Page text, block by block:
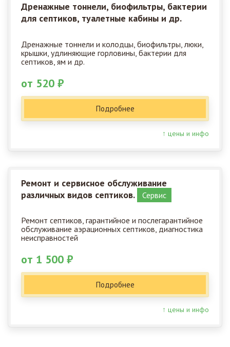
Дренажные тоннели, биофильтры, бактерии
для септиков, туалетные кабины и др.
Дренажные тоннели и колодцы, биофильтры, люки,
крышки, удлиняющие горловины, бактерии для
септиков, ям и др.
от 520 ₽
Подробнее
↑ цены и инфо
Ремонт и сервисное обслуживание
различных видов септиков.
Сервис
Ремонт септиков, гарантийное и послегарантийное
обслуживание аэрационных септиков, диагностика
неисправностей
от 1 500 ₽
Подробнее
↑ цены и инфо